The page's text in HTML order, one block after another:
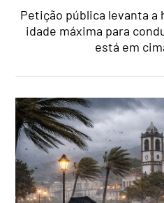
Petição pública levanta
idade máxima para
está em